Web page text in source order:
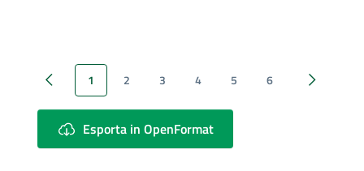
Pagina precedente
1 2 3 4 5 6 Pagina
Esporta in OpenFormat